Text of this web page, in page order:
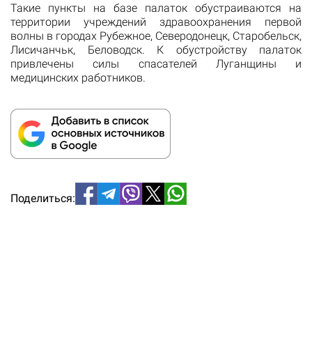
Такие пункты на базе палаток обустраиваются на
территории учреждений здравоохранения первой
волны в городах Рубежное, Северодонецк, Старобельск,
Лисичанчьк, Беловодск. К обустройству палаток
привлечены силы спасателей Луганщины и
медицинских работников.
Поделиться: